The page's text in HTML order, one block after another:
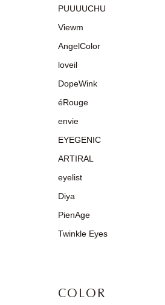
PUUUUCHU
Viewm
AngelColor
loveil
DopeWink
éRouge
envie
EYEGENIC
ARTIRAL
eyelist
Diya
PienAge
Twinkle Eyes
COLOR